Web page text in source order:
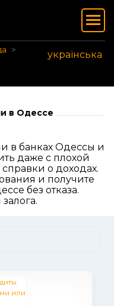
українська
в Одессе
в банках Одессы и
даже с плохой
о доходах.
и получите
без отказа.